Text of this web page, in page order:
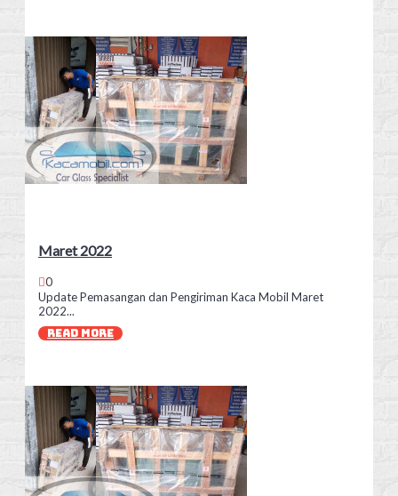
Maret 2022
0
Update Pemasangan dan Pengiriman Kaca Mobil Maret
2022...
READ MORE